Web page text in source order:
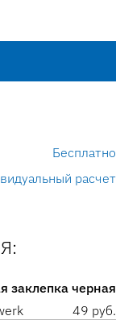
Бесплатно
расчет
заклепка черная
49 руб.